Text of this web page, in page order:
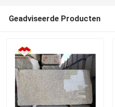
Geadviseerde Producten